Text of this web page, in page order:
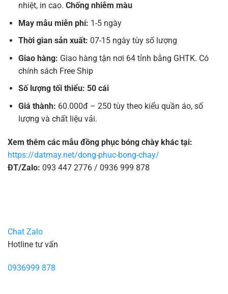
nhiệt, in cao. Chống nhiễm màu
May mẫu miễn phí: 1-5 ngày
Thời gian sản xuất: 07-15 ngày tùy số lượng
Giao hàng: Giao hàng tận nơi 64 tỉnh bằng GHTK. Có
chính sách Free Ship
Số lượng tối thiểu: 50 cái
Giá thành: 60.000đ – 250 tùy theo kiểu quần áo, số
lượng và chất liệu vải.
Xem thêm các mẫu đồng phục bóng chày khác tại:
https://datmay.net/dong-phuc-bong-chay/
ĐT/Zalo: 093 447 2776 / 0936 999 878
Chat Zalo
Hotline tư vấn
0936999 878